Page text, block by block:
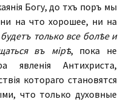
Богу, до тѣхъ поръ мы
на что хорошее, ни на
только все болѣе и
въ мірѣ, пока не
явленія Антихриста,
котораго становятся
что только духовные